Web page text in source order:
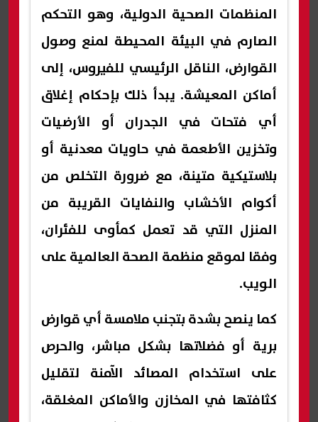
المنظمات الصحية الدولية، وهو التحكم
الصارم في البيئة المحيطة لمنع وصول
القوارض، الناقل الرئيسي للفيروس، إلى
أماكن المعيشة. يبدأ ذلك بإحكام إغلاق
أي فتحات في الجدران أو الأرضيات
وتخزين الأطعمة في حاويات معدنية أو
بلاستيكية متينة، مع ضرورة التخلص من
أكوام الأخشاب والنفايات القريبة من
المنزل التي قد تعمل كمأوى للفئران،
وفقا لموقع منظمة الصحة العالمية على
الويب.
كما ينصح بشدة بتجنب ملامسة أي قوارض
برية أو فضلاتها بشكل مباشر، والحرص
على استخدام المصائد الآمنة لتقليل
كثافتها في المخازن والأماكن المغلقة،